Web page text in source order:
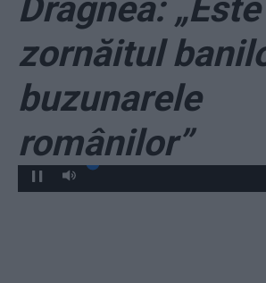
Dragnea: „Este
zornăitul
buzunarele
românilor”